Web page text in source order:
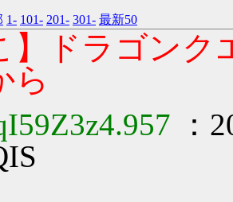
1- 101- 201- 301- 最新50
】ドラゴン
ら
：